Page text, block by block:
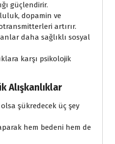
güçlendirir.
dopamin ve
artırır.
daha sağlıklı sosyal
karşı psikolojik
Alışkanlıklar
şükredecek üç şey
hem bedeni hem de